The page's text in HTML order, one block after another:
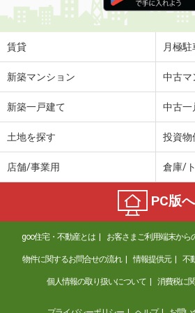
住 所
岐阜県大垣市小
専有面積
岐阜県岐阜市六条南２丁目
3.70万円
岐阜県美濃加茂市加茂川町１丁目
6.60万円
住 所
岐阜県美濃加茂
専有面積 61.82m²
間取り
2LDK
岐阜県岐阜市水海道４丁目
賃貸 月極
新築マンション 中古マ
新築一戸建て 中古一
土地を探す 投資物
店舗/事業用 倉庫/
PC版へ
goo住宅・不動産とは お客さまご利用端末から
物件に関するお問合せの流れ 情報提供元 不
個人情報の取り扱いについて 消費税に